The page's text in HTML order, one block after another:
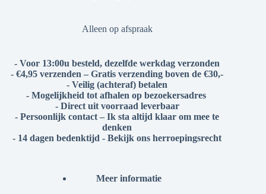
Alleen op afspraak
- Voor 13:00u besteld, dezelfde werkdag verzonden
- €4,95 verzenden – Gratis verzending boven de €30,-
- Veilig (achteraf) betalen
- Mogelijkheid tot afhalen op bezoekersadres
- Direct uit voorraad leverbaar
- Persoonlijk contact – Ik sta altijd klaar om mee te
denken
- 14 dagen bedenktijd - Bekijk ons herroepingsrecht
Meer informatie